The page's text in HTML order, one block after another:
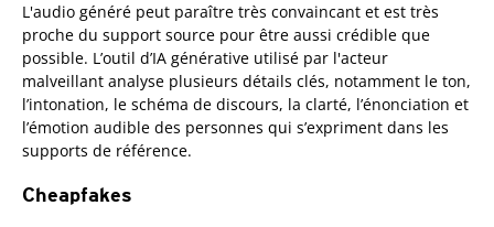
L'audio généré peut paraître très convaincant et est très
proche du support source pour être aussi crédible que
possible. L’outil d’IA générative utilisé par l'acteur
malveillant analyse plusieurs détails clés, notamment le ton,
l’intonation, le schéma de discours, la clarté, l’énonciation et
l’émotion audible des personnes qui s’expriment dans les
supports de référence.
Cheapfakes